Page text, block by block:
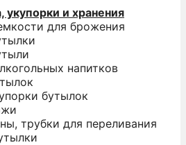
укупорки и хранения
для брожения
напитков
бутылок
трубки для переливания